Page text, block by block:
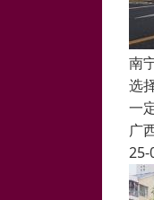
南
选
一
广
25-